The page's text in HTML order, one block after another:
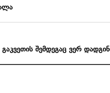
შემდეგაც ვერ